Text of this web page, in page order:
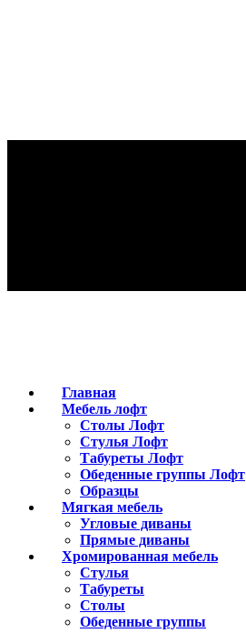
Главная
Мебель лофт
Столы Лофт
Стулья Лофт
Табуреты Лофт
Обеденные группы Лофт
Образцы
Мягкая мебель
Угловые диваны
Прямые диваны
Хромированная мебель
Стулья
Табуреты
Столы
Обеденные группы